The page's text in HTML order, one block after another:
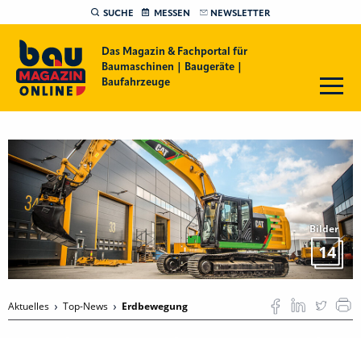
SUCHE MESSEN NEWSLETTER
Das Magazin & Fachportal für
Baumaschinen | Baugeräte |
Baufahrzeuge
Bilder
14
Aktuelles Top-News Erdbewegung